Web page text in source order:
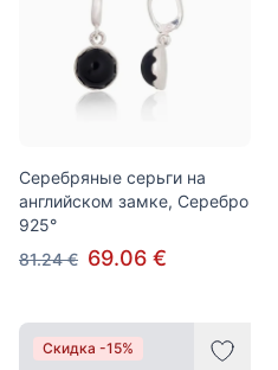
Серебряные серьги на
английском замке, Серебро
925°
81.24 € 69.06 €
Скидка -15%